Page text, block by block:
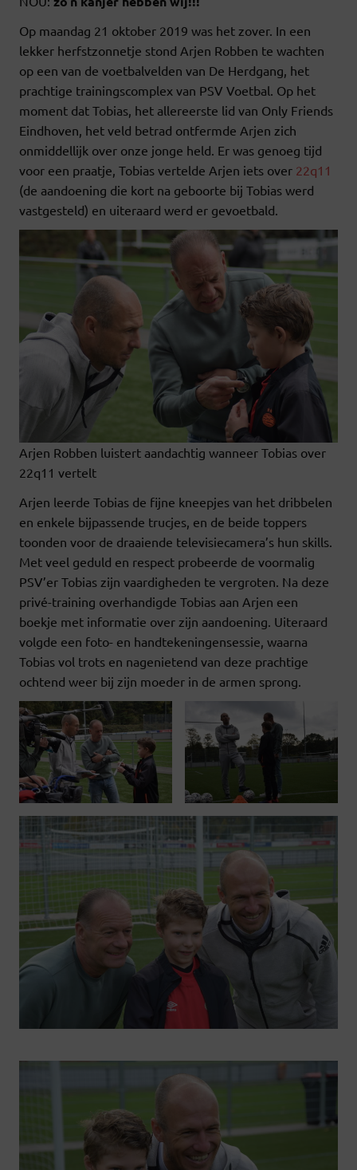
Op maandag 21 oktober 2019 was het zover. In een
lekker herfstzonnetje stond Arjen Robben te wachten
op een van de voetbalvelden van De Herdgang, het
prachtige trainingscomplex van PSV Voetbal. Op het
moment dat Tobias, het allereerste lid van Only Friends
Eindhoven, het veld betrad ontfermde Arjen zich
onmiddellijk over onze jonge held. Er was genoeg tijd
voor een praatje, Tobias vertelde Arjen iets over 22q11
(de aandoening die kort na geboorte bij Tobias werd
vastgesteld) en uiteraard werd er gevoetbald.
Arjen Robben luistert aandachtig wanneer Tobias over
22q11 vertelt
Arjen leerde Tobias de fijne kneepjes van het dribbelen
en enkele bijpassende trucjes, en de beide toppers
toonden voor de draaiende televisiecamera’s hun skills.
Met veel geduld en respect probeerde de voormalig
PSV’er Tobias zijn vaardigheden te vergroten. Na deze
privé-training overhandigde Tobias aan Arjen een
boekje met informatie over zijn aandoening. Uiteraard
volgde een foto- en handtekeningensessie, waarna
Tobias vol trots en nagenietend van deze prachtige
ochtend weer bij zijn moeder in de armen sprong.